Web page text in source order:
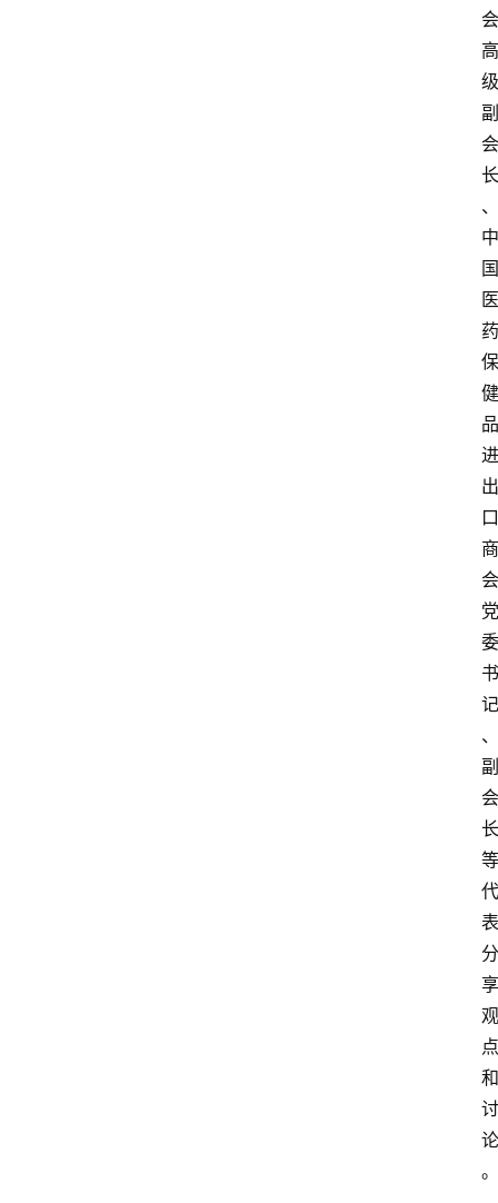
会
高
级
副
会
长
、
中
国
医
药
保
健
品
进
出
口
商
会
党
委
书
记
、
副
会
长
等
代
表
分
享
观
点
和
讨
论
。